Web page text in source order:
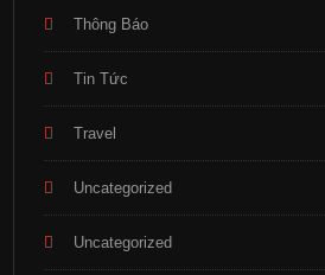
Thông Báo
Tin Tức
Travel
Uncategorized
Uncategorized